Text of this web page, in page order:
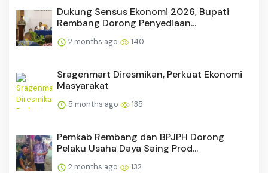
Dukung Sensus Ekonomi 2026, Bupati
Rembang Dorong Penyediaan...
2 months ago 140
Sragenmart Diresmikan, Perkuat Ekonomi
Masyarakat
5 months ago 135
Pemkab Rembang dan BPJPH Dorong
Pelaku Usaha Daya Saing Prod...
2 months ago 132